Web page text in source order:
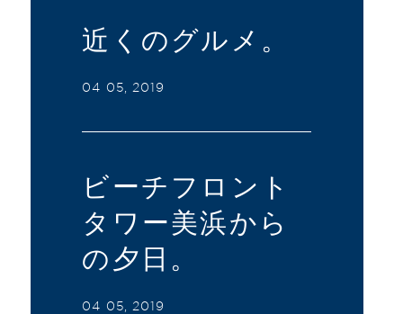
近くのグルメ。
04 05, 2019
ビーチフロント
タワー美浜から
の夕日。
04 05, 2019